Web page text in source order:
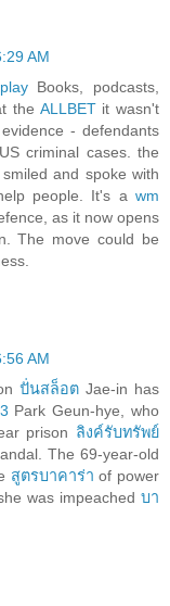
AM
Books, podcasts,
the ALLBETit wasn't
- defendants
criminal cases. the
and spoke with
people. It's a wm
as it now opens
The move could be
AM
ปั่นสล็อต Jae-in has
Park Geun-hye, who
prison ลิงค์รับทรัพย์
The 69-year-old
สูตรบาคาร่า of power
was impeachedบา